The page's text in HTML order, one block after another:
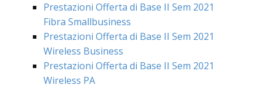
Prestazioni Offerta di Base II Sem 2021
Fibra Smallbusiness
Prestazioni Offerta di Base II Sem 2021
Wireless Business
Prestazioni Offerta di Base II Sem 2021
Wireless PA